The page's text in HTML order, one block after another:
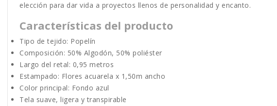
elección para dar vida a proyectos llenos de personalidad y encanto.
Características del producto
Tipo de tejido: Popelín
Composición: 50% Algodón, 50% poliéster
Largo del retal: 0,95 metros
Estampado: Flores acuarela x 1,50m ancho
Color principal: Fondo azul
Tela suave, ligera y transpirable